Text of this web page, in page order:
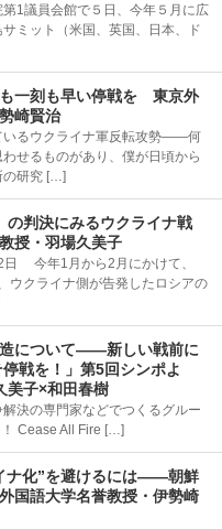
1議員会館で５日、今年５月に広
ミット（米国、英国、日本、ド
一刻も早い停戦を 東京外
崎賢治
るウクライナ軍反転攻勢――何
せるものがあり、僕が日頃から
研究 […]
の判決にみるウクライナ戦
授・羽場久美子
日 今年1月から2月にかけて、
ウクライナ側が告発したロシアの
造について――新しい戦前に
戦を！」第5回シンポよ
子×和田春樹
決の専門家などでつくるグルー
Cease All Fire […]
ナ化”を避けるには――朝鮮
国語大学名誉教授・伊勢崎